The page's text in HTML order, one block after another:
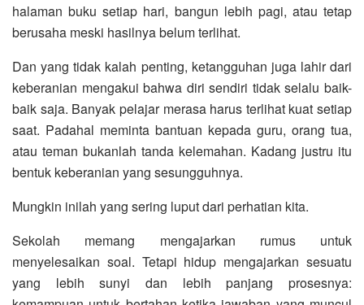
halaman buku setiap hari, bangun lebih pagi, atau tetap
berusaha meski hasilnya belum terlihat.
Dan yang tidak kalah penting, ketangguhan juga lahir dari
keberanian mengakui bahwa diri sendiri tidak selalu baik-
baik saja. Banyak pelajar merasa harus terlihat kuat setiap
saat. Padahal meminta bantuan kepada guru, orang tua,
atau teman bukanlah tanda kelemahan. Kadang justru itu
bentuk keberanian yang sesungguhnya.
Mungkin inilah yang sering luput dari perhatian kita.
Sekolah memang mengajarkan rumus untuk
menyelesaikan soal. Tetapi hidup mengajarkan sesuatu
yang lebih sunyi dan lebih panjang prosesnya: